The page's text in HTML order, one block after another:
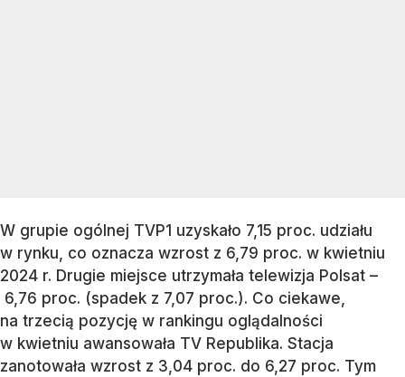
W grupie ogólnej TVP1 uzyskało 7,15 proc. udziału
w rynku, co oznacza wzrost z 6,79 proc. w kwietniu
2024 r. Drugie miejsce utrzymała telewizja Polsat –
6,76 proc. (spadek z 7,07 proc.). Co ciekawe,
na trzecią pozycję w rankingu oglądalności
w kwietniu awansowała TV Republika. Stacja
zanotowała wzrost z 3,04 proc. do 6,27 proc. Tym